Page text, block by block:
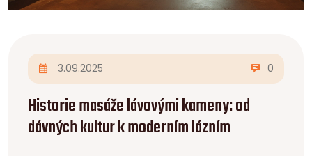
3.09.2025 0
Historie masáže lávovými kameny: od
dávných kultur k moderním lázním